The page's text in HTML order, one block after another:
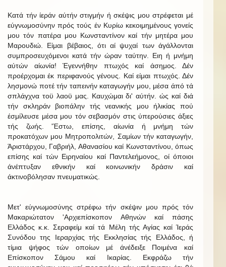
Κατά τήν ίεράν αύτήν στιγμήν ή σκέψις μου στρέφεται μέ
εύγνωμοσύνην πρός τούς έν Κυρίω κεκοιμημένους γονείς
μου τόν πατέρα μου Κωνσταντίνον καί τήν μητέρα μου
Μαρουδιώ. Είμαι βέβαιος, ότι αί ψυχαί των άγάλλονται
συμπροσευχόμενοι κατά τήν ώραν ταύτην. Ειη ή μνήμη
αύτών αίωνία! Έγεννήθην πτωχός καί άσημος. Δέν
προέρχομαι έκ περιφανούς γένους. Καί είμαι πτωχός. Δέν
λησμονώ ποτέ τήν ταπεινήν καταγωγήν μου, μέσα άπό τά
σπλάγχνα τοϋ λαοϋ μας. Καυχώμαι δι' αύτήν. ώς καί διά
τήν σκληράν βιοπάλην τής νεανικής μου ήλικίας πού
έσμίλευσε μέσα μου τόν σεβασμόν στις ύπερούσιες άξιες
τής ζωής. 'Έστω, επίσης, αίωνία ή μνήμη τών
προκατόχων μου Μητροπολιτών, Σαμίων τήν καταγωγήν,
Άριστάρχου, Γαβριήλ, Αθανασίου καί Κωνσταντίνου, όπως
επίσης καί τών Ειρηναίου καί Παντελεήμονος, οί όποιοι
άνέπτυξαν εθνικήν καί κοινωνικήν δράσιν καί
άκτινοβόλησαν πνευματικώς.
Μετ' εύγνωμοσύνης στρέφω τήν σκέψιν μου πρός τόν
Μακαριώτατον 'Αρχιεπίσκοπον Αθηνών καί πάσης
Ελλάδος κ.κ. Σεραφείμ καί τά Μέλη τής Αγίας καί Ίεράς
Συνόδου της Ιεραρχίας τής Εκκλησίας τής Ελλάδος, ή
τίμια ψήφος τών οποίων μέ άνέδειξε Ποιμένα καί
Επίσκοπον Σάμου καί Ικαρίας. Εκφράζω τήν